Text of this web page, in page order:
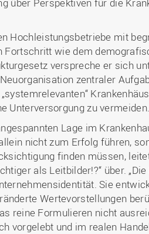
Hochleistungsbetriebe mit
Fortschritt wie dem
verspreche er sich
zentraler
Unterversorgung zu vermeiden.
Lage im
nicht zum Erfolg führen,
finden müssen,
als Leitbilder!?“ über.
Sie
Wertevorstellungen
reine Formulieren nicht
vorgelebt und im realen